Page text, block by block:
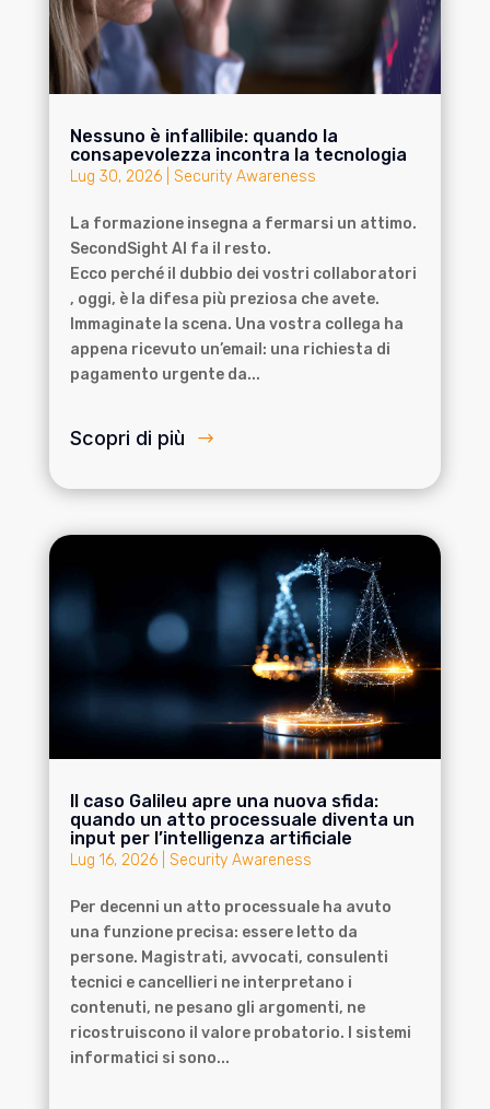
Nessuno è infallibile: quando la
consapevolezza incontra la tecnologia
Lug 30, 2026| Security Awareness
La formazione insegna a fermarsi un attimo.
SecondSight AI fa il resto.
Ecco perché il dubbio dei vostri collaboratori
, oggi, è la difesa più preziosa che avete.
Immaginate la scena. Una vostra collega ha
appena ricevuto un’email: una richiesta di
pagamento urgente da...
Scopri di più
Il caso Galileu apre una nuova sfida:
quando un atto processuale diventa un
input per l’intelligenza artificiale
Lug 16, 2026| Security Awareness
Per decenni un atto processuale ha avuto
una funzione precisa: essere letto da
persone. Magistrati, avvocati, consulenti
tecnici e cancellieri ne interpretano i
contenuti, ne pesano gli argomenti, ne
ricostruiscono il valore probatorio. I sistemi
informatici si sono...